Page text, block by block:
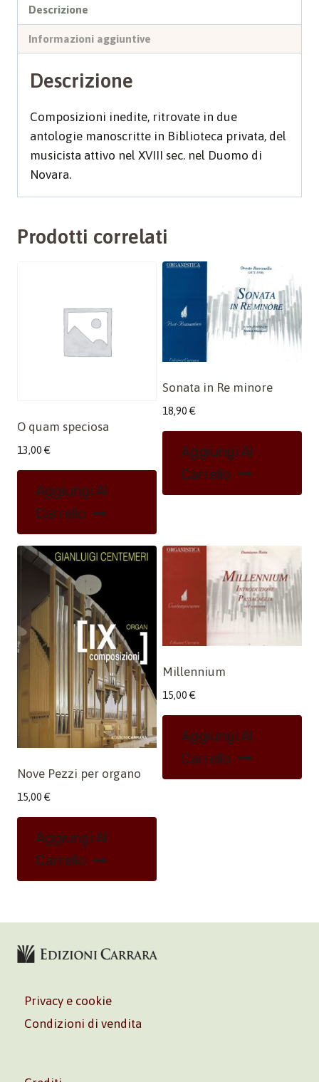
Descrizione
Informazioni aggiuntive
Descrizione
Composizioni inedite, ritrovate in due
antologie manoscritte in Biblioteca privata, del
musicista attivo nel XVIII sec. nel Duomo di
Novara.
Prodotti correlati
O quam speciosa
13,00 €
Aggiungi Al
Carrello
Sonata in Re minore
18,90 €
Aggiungi Al
Carrello
Nove Pezzi per organo
15,00 €
Aggiungi Al
Carrello
Millennium
15,00 €
Aggiungi Al
Carrello
Privacy e cookie
Condizioni di vendita